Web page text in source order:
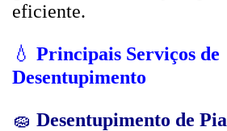
eficiente.
💧 Principais Serviços de
Desentupimento
🧽 Desentupimento de Pia